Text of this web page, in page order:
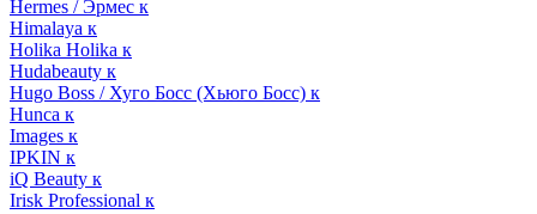
Hermes / Эрмес к
Himalaya к
Holika Holika к
Hudabeauty к
Hugo Boss / Хуго Босс (Хьюго Босс) к
Hunca к
Images к
IPKIN к
iQ Beauty к
Irisk Professional к